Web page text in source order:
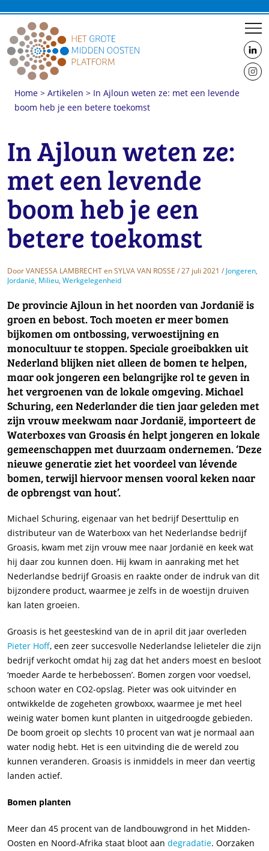
us
on
us
Home > Artikelen > In Ajloun weten ze: met een levende
boom heb je een betere toekomst
Michael Schuring van Desert Tulip demonstreert de Waterboxx
In Ajloun weten ze:
met een levende
boom heb je een
betere toekomst
DoorVANESSA LAMBRECHTenSYLVA VAN ROSSE / 27 juli 2021 / Jongeren,
Jordanië, Milieu, Werkgelegenheid
De provincie Ajloun in het noorden van Jordanië is
groen en bebost. Toch moeten er meer bomen
bijkomen om ontbossing, verwoestijning en
monocultuur te stoppen. Speciale groeibakken uit
Nederland blijken niet alleen de bomen te helpen,
maar ook jongeren een belangrijke rol te geven in
het vergroenen van de lokale omgeving. Michael
Schuring, een Nederlander die tien jaar geleden met
zijn vrouw meekwam naar Jordanië, importeert de
Waterboxes van Groasis én helpt jongeren en lokale
gemeenschappen met duurzaam ondernemen. ‘Deze
nieuwe generatie ziet het voordeel van lévende
bomen, terwijl hiervoor mensen vooral keken naar
de opbrengst van hout’.
Michael Schuring, eigenaar van het bedrijf Deserttulip en
distributeur van de Waterboxx van het Nederlandse bedrijf
Groasis, kwam met zijn vrouw mee naar Jordanië en keek wat
hij daar zou kunnen doen. Hij kwam in aanraking met het
Nederlandse bedrijf Groasis en raakte onder de indruk van dit
bijzondere product, waarmee je zelfs in de woestijn druiven
kan laten groeien.
Groasis is het geesteskind van de in april dit jaar overleden
Pieter Hoff, een zeer succesvolle Nederlandse lelieteler die zijn
bedrijf verkocht omdat hij zag dat het anders moest en besloot
‘moeder Aarde te herbebossen’. Bomen zorgen voor voedsel,
schoon water en CO2-opslag. Pieter was ook uitvinder en
ontwikkelde de zogeheten growboxx, waarmee je met heel
weinig water bomen kunt planten in uitgedroogde gebieden.
De boom groeit op slechts 10 procent van wat je normaal aan
water nodig hebt. Het is een uitvinding die de wereld zou
kunnen veranderen. Groasis is inmiddels in meer dan veertig
landen actief.
Bomen planten
Meer dan 45 procent van de landbouwgrond in het Midden-
Oosten en Noord-Afrika staat bloot aan degradatie. Oorzaken